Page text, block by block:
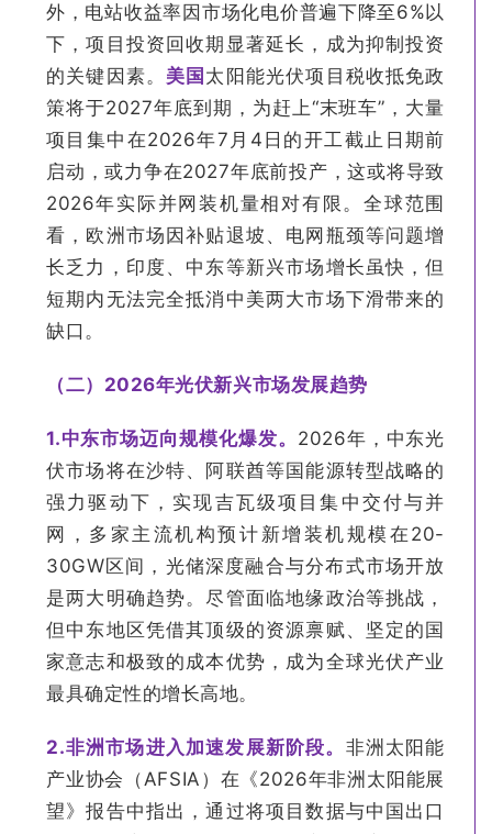
外，电站收益率因市场化电价普遍下降至6%以
下，项目投资回收期显著延长，成为抑制投资
的关键因素。 美国 太阳能光伏项目税收抵免政
策将于2027年底到期，为赶上“末班车”，大量
项目集中在2026年7月4日的开工截止日期前
启动，或力争在2027年底前投产，这或将导致
2026年实际并网装机量相对有限。全球范围
看，欧洲市场因补贴退坡、电网瓶颈等问题增
长乏力，印度、中东等新兴市场增长虽快，但
短期内无法完全抵消中美两大市场下滑带来的
缺口。
（二）2026年光伏新兴市场发展趋势
1.中东市场迈向规模化爆发。 2026年，中东光
伏市场将在沙特、阿联酋等国能源转型战略的
强力驱动下，实现吉瓦级项目集中交付与并
网，多家主流机构预计新增装机规模在20-
30GW区间，光储深度融合与分布式市场开放
是两大明确趋势。尽管面临地缘政治等挑战，
但中东地区凭借其顶级的资源禀赋、坚定的国
家意志和极致的成本优势，成为全球光伏产业
最具确定性的增长高地。
2.非洲市场进入加速发展新阶段。 非洲太阳能
产业协会（AFSIA）在《2026年非洲太阳能展
望》报告中指出，通过将项目数据与中国出口